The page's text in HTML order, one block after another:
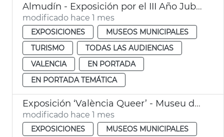
Almudín - Exposición por el III Año Jubilar del Santo Cáliz
modificado hace 1 mes
EXPOSICIONES
MUSEOS MUNICIPALES
TURISMO
TODAS LAS AUDIENCIAS
VALENCIA
EN PORTADA
EN PORTADA TEMÁTICA
Exposición ‘València Queer’ - Museu de la Ciutat
modificado hace 1 mes
EXPOSICIONES MUSEOS MUNICIPALES